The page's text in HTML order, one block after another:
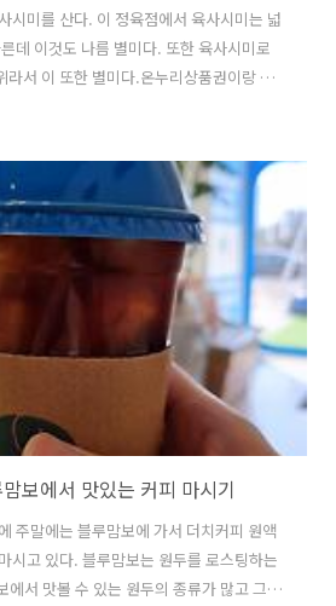
시미를 산다. 이 정육점에서 육사시미는 넓
데 이것도 나름 별미다. 또한 육사시미로
라서 이 또한 별미다.온누리상품권이랑 농
가능한 점도 매력적인 요소 중 하나이다.
보에서 맛있는 커피 마시기
주말에는 블루맘보에 가서 더치커피 원액
시고 있다. 블루맘보는 원두를 로스팅하는
에서 맛볼 수 있는 원두의 종류가 많고 그